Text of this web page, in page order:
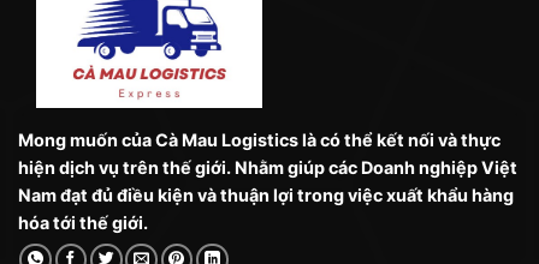
Mong muốn của Cà Mau Logistics là có thể kết nối và thực
hiện dịch vụ trên thế giới. Nhằm giúp các Doanh nghiệp Việt
Nam đạt đủ điều kiện và thuận lợi trong việc xuất khẩu hàng
hóa tới thế giới.